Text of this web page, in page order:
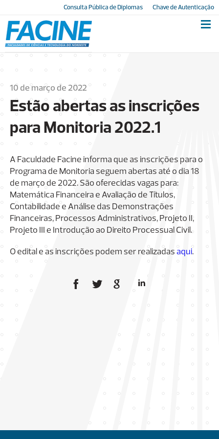
Consulta Pública de Diplomas Chave de Autenticação
10 de março de 2022
Estão abertas as inscrições
para Monitoria 2022.1
A Faculdade Facine informa que as inscrições para o
Programa de Monitoria seguem abertas até o dia 18
de março de 2022. São oferecidas vagas para:
Matemática Financeira e Avaliação de Títulos,
Contabilidade e Análise das Demonstrações
Financeiras, Processos Administrativos, Projeto II,
Projeto III e Introdução ao Direito Processual Civil.
O edital e as inscrições podem ser realizadas aqui.